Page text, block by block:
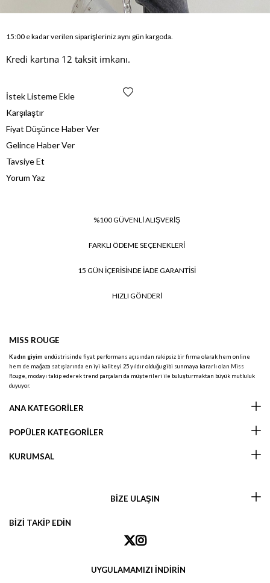
15:00 e kadar verilen siparişleriniz aynı gün kargoda.
Kredi kartına 12 taksit imkanı.
İstek Listeme Ekle
Karşılaştır
Fiyat Düşünce Haber Ver
Gelince Haber Ver
Tavsiye Et
Yorum Yaz
%100 GÜVENLİ ALIŞVERİŞ
FARKLI ÖDEME SEÇENEKLERİ
15 GÜN İÇERİSİNDE İADE GARANTİSİ
HIZLI GÖNDERİ
MISS ROUGE
Kadın giyim endüstrisinde fiyat performans açısından rakipsiz bir firma olarak hem online
hem de mağaza satışlarında en iyi kaliteyi 25 yıldır olduğu gibi sunmaya kararlı olan Miss
Rouge, modayı takip ederek trend parçaları da müşterileri ile buluşturmaktan büyük mutluluk
duyuyor.
ANA KATEGORİLER
POPÜLER KATEGORİLER
KURUMSAL
BİZE ULAŞIN
BİZİ TAKİP EDİN
UYGULAMAMIZI İNDİRİN